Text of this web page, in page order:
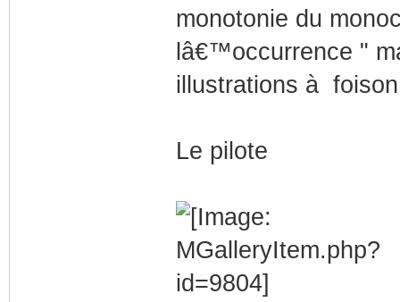
monotonie du
lâ€™occurrence "
illustrations à
Le pilote